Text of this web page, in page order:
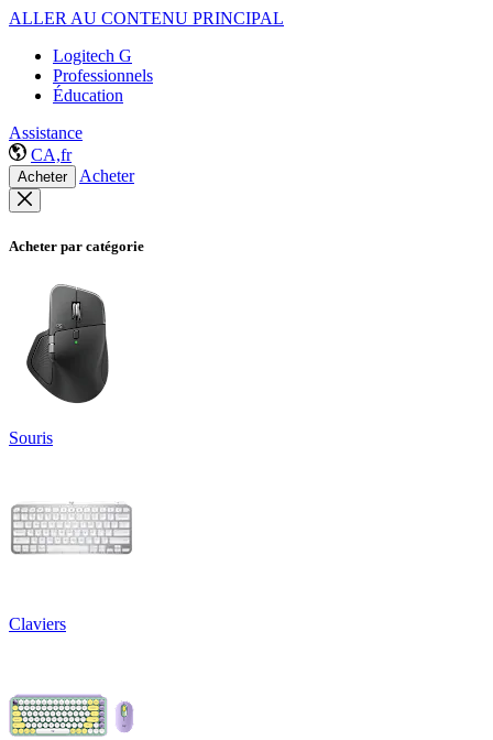
ALLER AU CONTENU PRINCIPAL
Logitech G
Professionnels
Éducation
Assistance
CA,fr
Acheter Acheter
Acheter par catégorie
Souris
Claviers